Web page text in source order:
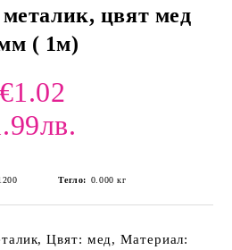
цвят мед
( 1м)
€1.02
Тегло: 0.000 кг
Цвят: мед, Материал: